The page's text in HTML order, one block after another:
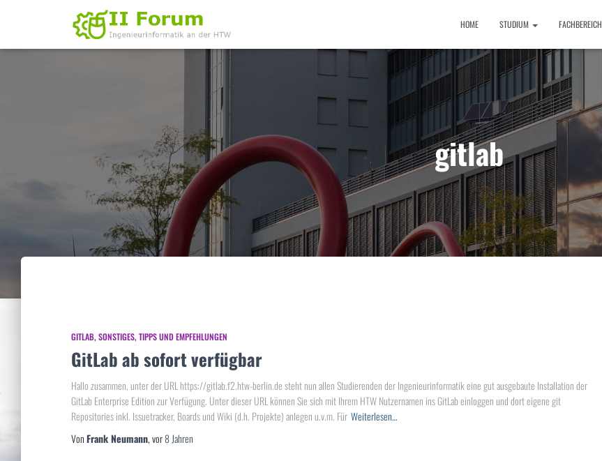
HOME STUDIUM FACHBEREICH
gitlab
GITLAB SONSTIGES TIPPS UND EMPFEHLUNGEN
GitLab ab sofort verfügbar
Hallo zusammen, unter der URL https://gitlab.f2.htw-berlin.de steht nun allen Studierenden der Ingenieurinformatik eine gut ausgebaute Installation der
GitLab Enterprise Edition zur Verfügung. Unter dieser URL können Sie sich mit Ihrem HTW Nutzernamen ins GitLab einloggen und dort eigene git
Repositories inkl. Issuetracker, Boards und Wiki (d.h. Projekte) anlegen u.v.m. Für Weiterlesen…
VonFrank Neumann, vor8 Jahren